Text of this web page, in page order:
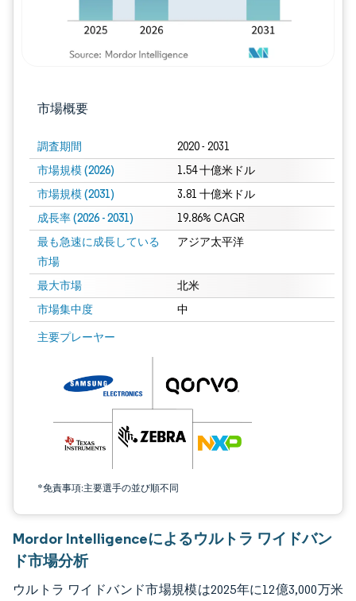
市場概要
調査期間 2020 - 2031
市場規模 (2026) 1.54 十億米ドル
市場規模 (2031) 3.81 十億米ドル
成長率 (2026 - 2031) 19.86% CAGR
最も急速に成長している
市場
アジア太平洋
最大市場 北米
市場集中度 中
主要プレーヤー
*免責事項:主要選手の並び順不同
画像 © Mordor Intelligence。再利用にはCC BY 4.0の表示が必要です。
Mordor Intelligenceによるウルトラ ワイドバン
ド市場分析
ウルトラ ワイドバンド市場規模は2025年に12億3,000万米